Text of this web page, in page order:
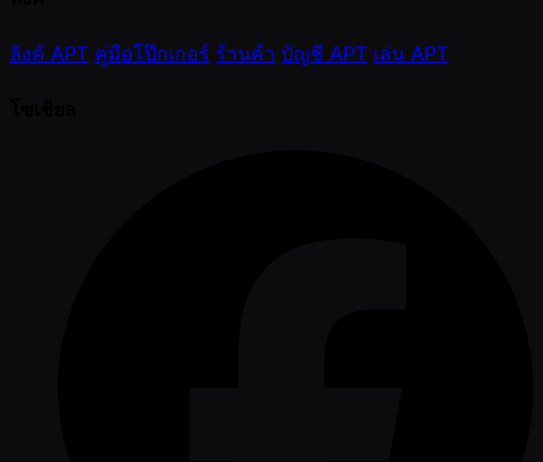
ลิงค์ APT คู่มือโป๊กเกอร์ ร้านค้า บัญชี APT เล่น APT